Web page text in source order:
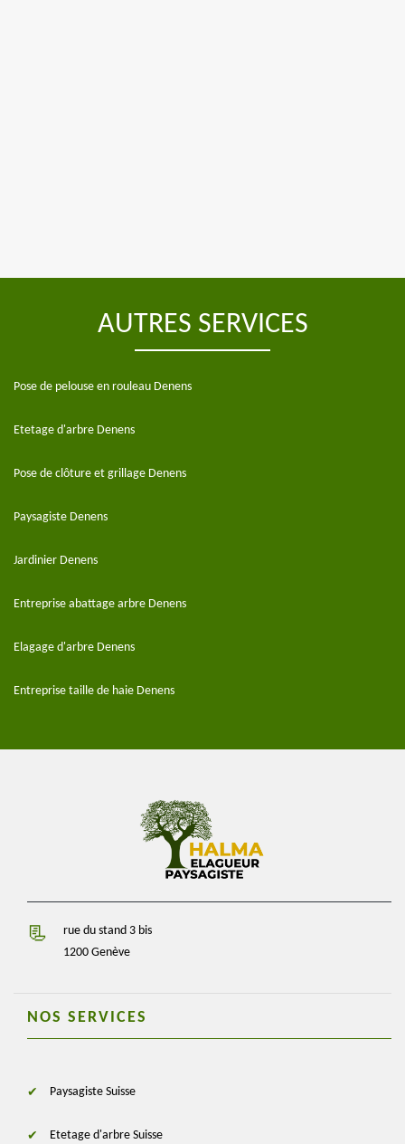
AUTRES SERVICES
Pose de pelouse en rouleau Denens
Etetage d'arbre Denens
Pose de clôture et grillage Denens
Paysagiste Denens
Jardinier Denens
Entreprise abattage arbre Denens
Elagage d'arbre Denens
Entreprise taille de haie Denens
rue du stand 3 bis
1200 Genève
NOS SERVICES
Paysagiste Suisse
Etetage d'arbre Suisse